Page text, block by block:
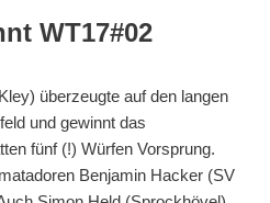
WT17#02
überzeugte auf den langen
und gewinnt das
fünf (!) Würfen Vorsprung.
Benjamin Hacker (SV